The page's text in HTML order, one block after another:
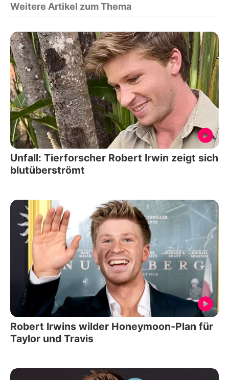
Weitere Artikel zum Thema
Unfall: Tierforscher Robert Irwin zeigt sich
blutüberströmt
Robert Irwins wilder Honeymoon-Plan für
Taylor und Travis